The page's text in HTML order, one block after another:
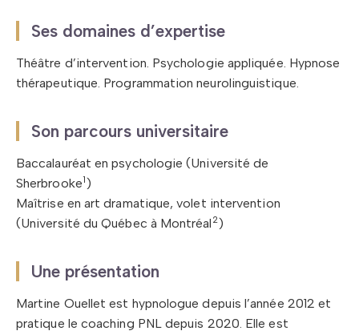
Ses domaines d’expertise
Théâtre d’intervention. Psychologie appliquée. Hypnose
thérapeutique. Programmation neurolinguistique.
Son parcours universitaire
Baccalauréat en psychologie (Université de
Sherbrooke1)
Maîtrise en art dramatique, volet intervention
(Université du Québec à Montréal 2)
Une présentation
Martine Ouellet est hypnologue depuis l’année 2012 et
pratique le coaching PNL depuis 2020. Elle est